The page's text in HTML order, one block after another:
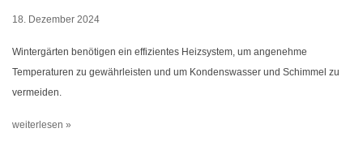
18. Dezember 2024
Wintergärten benötigen ein effizientes Heizsystem, um angenehme
Temperaturen zu gewährleisten und um Kondenswasser und Schimmel zu
vermeiden.
weiterlesen »